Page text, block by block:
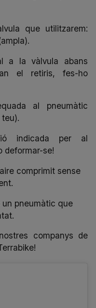
que utilitzarem:
a la vàlvula abans
el retiris, fes-ho
al pneumàtic
indicada per al
deformar-se!
comprimit sense
pneumàtic que
companys de